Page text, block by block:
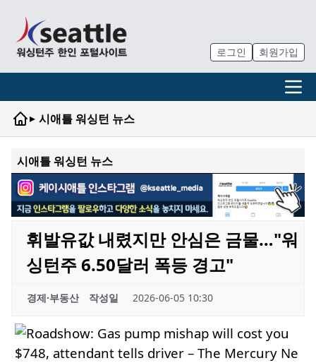
로그인 회원가입
▸ 시애틀 워싱턴 뉴스
시애틀 워싱턴 뉴스
휘발유값 내렸지만 안심은 금물…"워
싱턴주 6.50달러 폭등 경고"
경제·부동산 작성일 2026-06-05 10:30